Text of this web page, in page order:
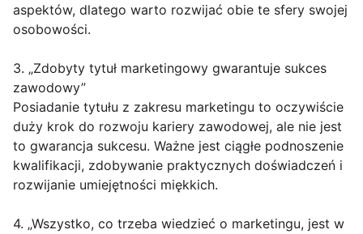
aspektów, dlatego warto rozwijać obie te sfery swojej
osobowości.
3. „Zdobyty tytuł marketingowy gwarantuje sukces
zawodowy”
Posiadanie tytułu z zakresu marketingu to oczywiście
duży krok do rozwoju kariery zawodowej, ale nie jest
to gwarancja sukcesu. Ważne jest ciągłe podnoszenie
kwalifikacji, zdobywanie praktycznych doświadczeń i
rozwijanie umiejętności miękkich.
4. „Wszystko, co trzeba wiedzieć o marketingu, jest w